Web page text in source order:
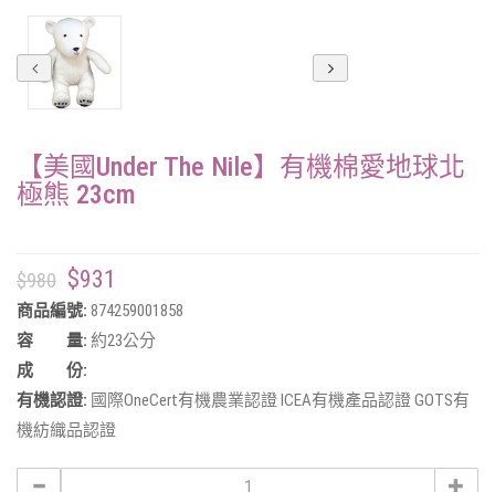
【美國Under The Nile】有機棉愛地球北
極熊 23cm
$980 $931
商品編號: 874259001858
容 量: 約23公分
成 份:
有機認證: 國際OneCert有機農業認證 ICEA有機產品認證 GOTS有
機紡織品認證